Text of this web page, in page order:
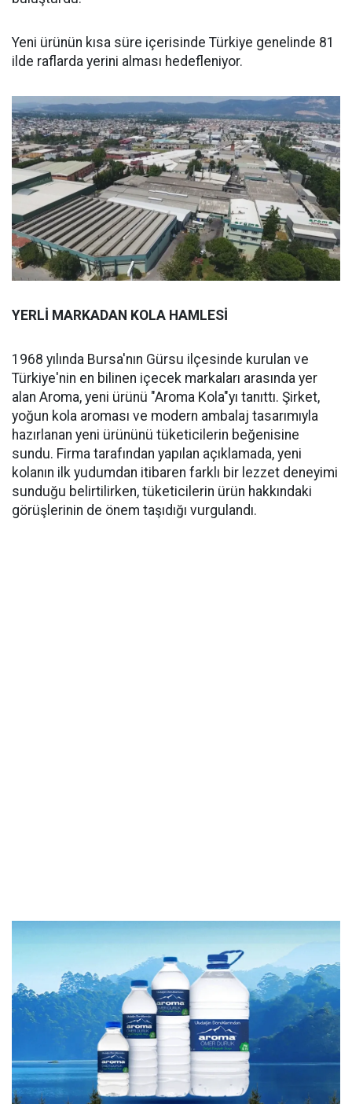
Yeni ürünün kısa süre içerisinde Türkiye genelinde 81
ilde raflarda yerini alması hedefleniyor.
YERLİ MARKADAN KOLA HAMLESİ
1968 yılında Bursa'nın Gürsu ilçesinde kurulan ve
Türkiye'nin en bilinen içecek markaları arasında yer
alan Aroma, yeni ürünü "Aroma Kola"yı tanıttı. Şirket,
yoğun kola aroması ve modern ambalaj tasarımıyla
hazırlanan yeni ürününü tüketicilerin beğenisine
sundu. Firma tarafından yapılan açıklamada, yeni
kolanın ilk yudumdan itibaren farklı bir lezzet deneyimi
sunduğu belirtilirken, tüketicilerin ürün hakkındaki
görüşlerinin de önem taşıdığı vurgulandı.